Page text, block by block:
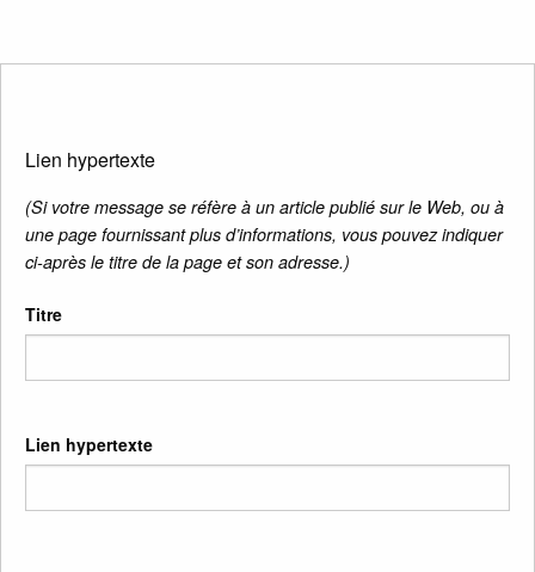
Lien hypertexte
(Si votre message se réfère à un article publié sur le Web, ou à
une page fournissant plus d’informations, vous pouvez indiquer
ci-après le titre de la page et son adresse.)
Titre
Lien hypertexte